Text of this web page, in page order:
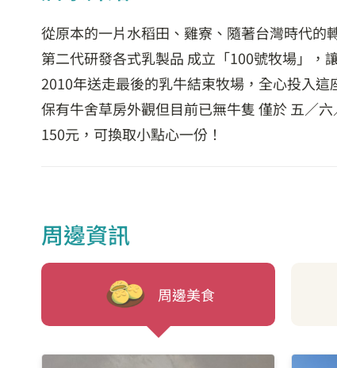
從原本的一片水稻田、雞寮、隨著台灣時代的
第二代研發各式乳製品 成立「100號牧場」，
2010年送走最後的乳牛結束牧場，全心投入
保有牛舍草房外觀但目前已無牛隻 僅於 五／
150元，可換取小點心一份！
周邊資訊
周邊美食